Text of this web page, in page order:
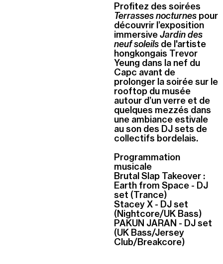
Profitez des soirées
Terrasses nocturnes pour
découvrir l’exposition
immersiveJardin des
neuf soleils de l'artiste
hongkongais Trevor
Yeung dans la nef du
Capc avant de
prolonger la soirée sur le
rooftop du musée
autour d’un verre et de
quelques mezzés dans
une ambiance estivale
au son des DJ sets de
collectifs bordelais.
Programmation
musicale
Brutal Slap Takeover :
Earth from Space - DJ
set (Trance)
Stacey X - DJ set
(Nightcore/UK Bass)
PAKUN JARAN - DJ set
(UK Bass/Jersey
Club/Breakcore)